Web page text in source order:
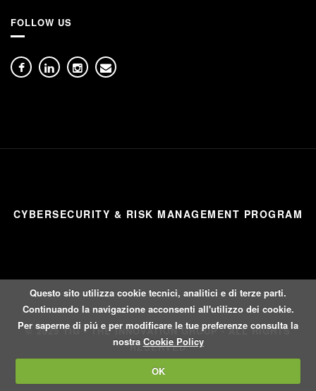
FOLLOW US
CYBERSECURITY & RISK MANAGEMENT PROGRAM
© 2025 TIG - THE INNOVATION GROUP - ALL RIGHTS
RESERVED
Questo sito utilizza cookie tecnici, analitici e di terze parti.
Continuando la navigazione acconsenti all'utilizzo dei cookie.
Per saperne di piú e per modificare le tue preferenze consulta la
nostra Cookie Policy
OK